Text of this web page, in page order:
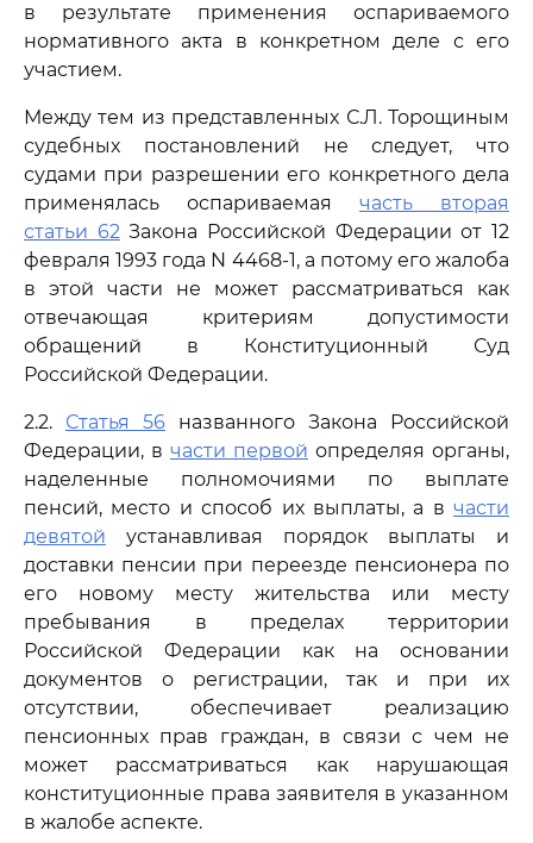
в результате применения оспариваемого
нормативного акта в конкретном деле с его
участием.
Между тем из представленных С.Л. Торощиным
судебных постановлений не следует, что
судами при разрешении его конкретного дела
применялась оспариваемая часть вторая
статьи 62Закона Российской Федерации от 12
февраля 1993 года N 4468-1, а потому его жалоба
в этой части не может рассматриваться как
отвечающая критериям допустимости
обращений в Конституционный Суд
Российской Федерации.
2.2. Статья 56 названного Закона Российской
Федерации, в части первой определяя органы,
наделенные полномочиями по выплате
пенсий, место и способ их выплаты, а в части
девятой устанавливая порядок выплаты и
доставки пенсии при переезде пенсионера по
его новому месту жительства или месту
пребывания в пределах территории
Российской Федерации как на основании
документов о регистрации, так и при их
отсутствии, обеспечивает реализацию
пенсионных прав граждан, в связи с чем не
может рассматриваться как нарушающая
конституционные права заявителя в указанном
в жалобе аспекте.